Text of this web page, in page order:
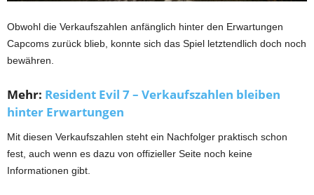
Obwohl die Verkaufszahlen anfänglich hinter den Erwartungen
Capcoms zurück blieb, konnte sich das Spiel letztendlich doch noch
bewähren.
Mehr: Resident Evil 7 – Verkaufszahlen bleiben
hinter Erwartungen
Mit diesen Verkaufszahlen steht ein Nachfolger praktisch schon
fest, auch wenn es dazu von offizieller Seite noch keine
Informationen gibt.